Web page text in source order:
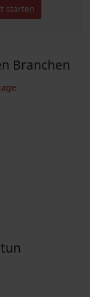
starten
Branchen